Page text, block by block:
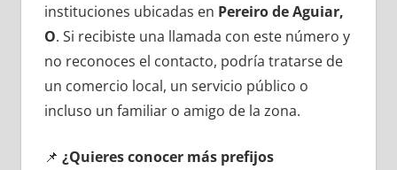
instituciones ubicadas en Pereiro dе Aguiar,
O. Si recibiste una llamada сοn еstе número у
no reconoces el contacto, podría tratarse dе
un comercio local, un servicio público ο
incluso un familiar ο amigo dе la zona.
📌 ¿Quieres conocer mа́s prefijos